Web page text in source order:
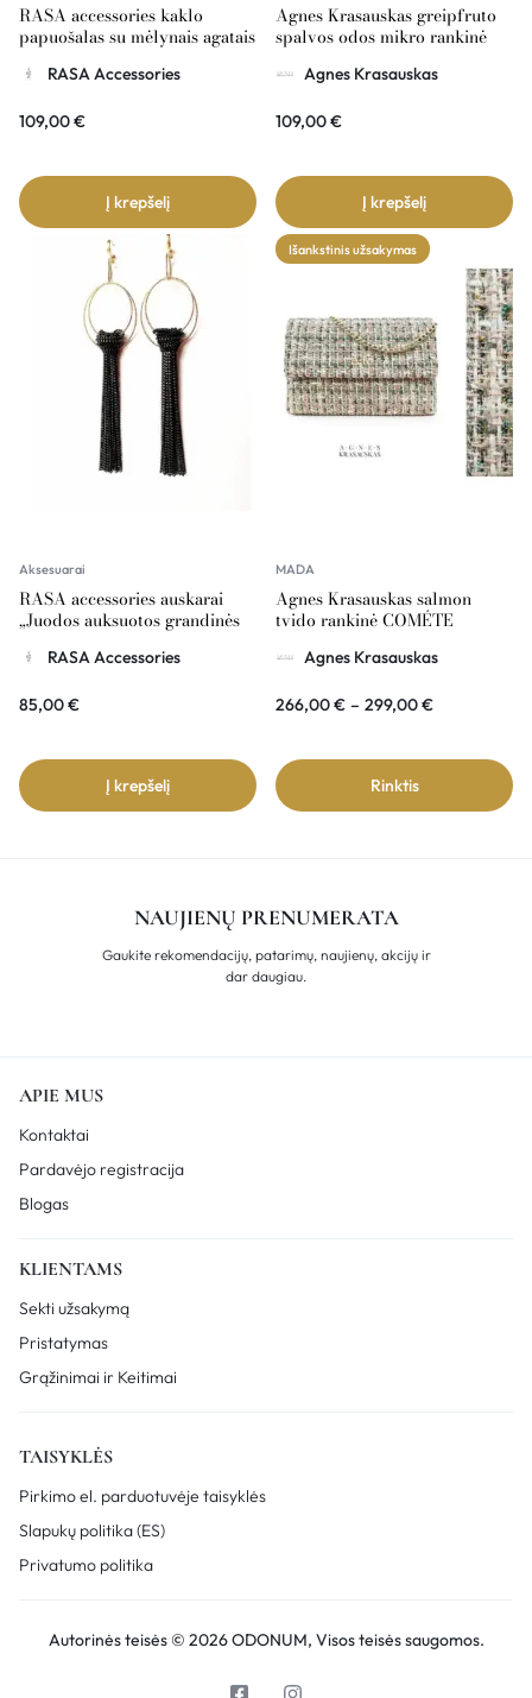
RASA accessories kaklo
papuošalas su mėlynais agatais
RASA Accessories
109,00€
Į krepšelį
Agnes Krasauskas greipfruto
spalvos odos mikro rankinė
Agnes Krasauskas
109,00€
Į krepšelį
Aksesuarai
RASA accessories auskarai
„Juodos auksuotos grandinės
RASA Accessories
85,00€
Į krepšelį
Išankstinis užsakymas
MADA
Agnes Krasauskas salmon
tvido rankinė COMÉTE
Agnes Krasauskas
266,00€ – 299,00€
Rinktis
NAUJIENŲ PRENUMERATA
Gaukite rekomendacijų, patarimų, naujienų, akcijų ir
dar daugiau.
APIE MUS
Kontaktai
Pardavėjo registracija
Blogas
KLIENTAMS
Sekti užsakymą
Pristatymas
Grąžinimai ir Keitimai
TAISYKLĖS
Pirkimo el. parduotuvėje taisyklės
Slapukų politika (ES)
Privatumo politika
Autorinės teisės © 2026 ODONUM, Visos teisės saugomos.